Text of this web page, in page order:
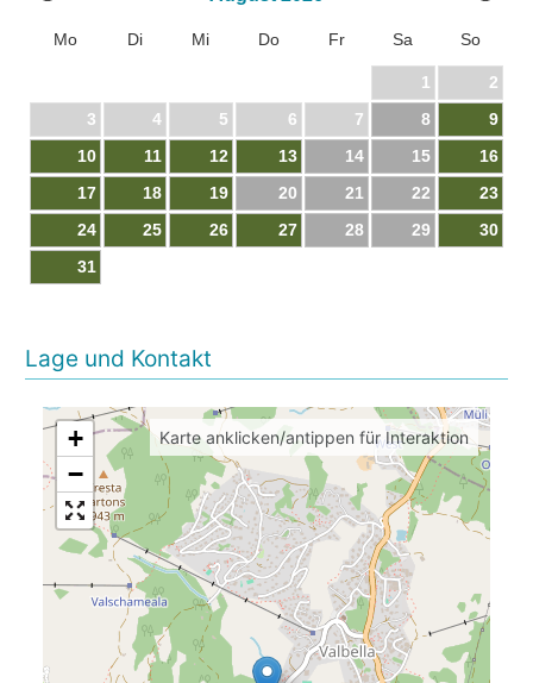
Mo Di Mi Do Fr Sa So
1
2
3
4 5 6 7 8
9
10
11 12 13 14 15
16
17
18 19 20 21 22
23
24
25 26 27 28 29
30
31
Lage und Kontakt
+
−
Karte anklicken/antippen für Interaktion